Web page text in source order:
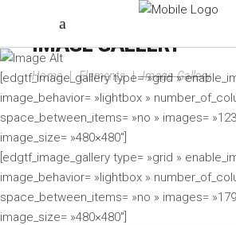
IMAGE GALLERY
Home|Elements|Image Gallery
[edgtf_image_gallery type= »grid »
image_behavior= »lightbox »
space_between_items= »no » images=
image_size= »480×480″]
[edgtf_image_gallery type= »grid »
image_behavior= »lightbox »
space_between_items= »no » images=
image_size= »480×480″]